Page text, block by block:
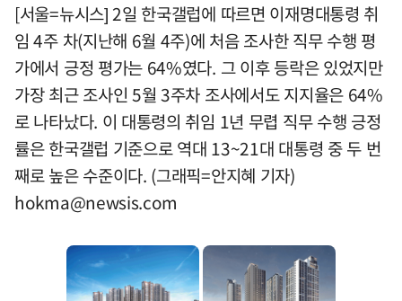
[서울=뉴시스] 2일 한국갤럽에 따르면 이재명대통령 취
임 4주 차(지난해 6월 4주)에 처음 조사한 직무 수행 평
가에서 긍정 평가는 64%였다. 그 이후 등락은 있었지만
가장 최근 조사인 5월 3주차 조사에서도 지지율은 64%
로 나타났다. 이 대통령의 취임 1년 무렵 직무 수행 긍정
률은 한국갤럽 기준으로 역대 13~21대 대통령 중 두 번
째로 높은 수준이다. (그래픽=안지혜 기자)
hokma@newsis.com